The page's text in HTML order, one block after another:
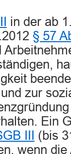
in der ab
§ 57
zur
Ein
III
(bis
wenn